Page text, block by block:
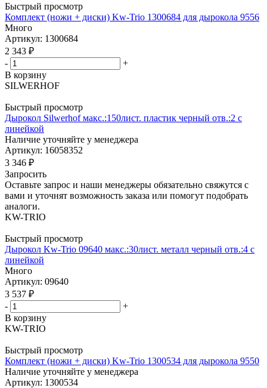
Быстрый просмотр
Комплект (ножи + диски) Kw-Trio 1300684 для дырокола 9556
Много
Артикул: 1300684
2 343 ₽
-
+
В корзину
SILWERHOF
Быстрый просмотр
Дырокол Silwerhof макс.:150лист. пластик черный отв.:2 с
линейкой
Наличие уточняйте у менеджера
Артикул: 16058352
3 346 ₽
Запросить
Оставьте запрос и наши менеджеры обязательно свяжутся с
вами и уточнят возможность заказа или помогут подобрать
аналоги.
KW-TRIO
Быстрый просмотр
Дырокол Kw-Trio 09640 макс.:30лист. металл черный отв.:4 с
линейкой
Много
Артикул: 09640
3 537 ₽
-
+
В корзину
KW-TRIO
Быстрый просмотр
Комплект (ножи + диски) Kw-Trio 1300534 для дырокола 9550
Наличие уточняйте у менеджера
Артикул: 1300534